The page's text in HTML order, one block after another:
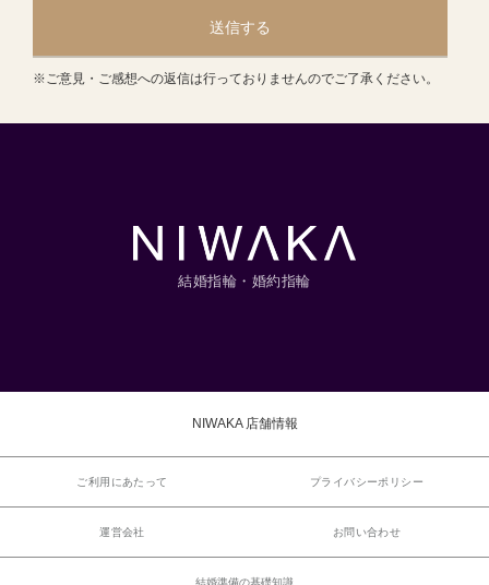
送信する
※ご意見・ご感想への返信は行っておりませんのでご了承ください。
結婚指輪・婚約指輪
NIWAKA 店舗情報
ご利用にあたって プライバシーポリシー
運営会社 お問い合わせ
結婚準備の基礎知識